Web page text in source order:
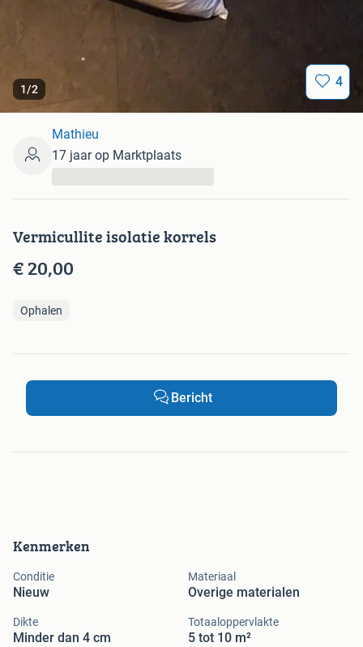
1/2 4
Kenmerken
Conditie
Nieuw
Materiaal
Overige materialen
Dikte
Minder dan 4 cm
Totaaloppervlakte
5 tot 10 m²
Vermicullite isolatie korrels
€ 20,00
Ophalen
Mathieu
17 jaar op Marktplaats
Bericht